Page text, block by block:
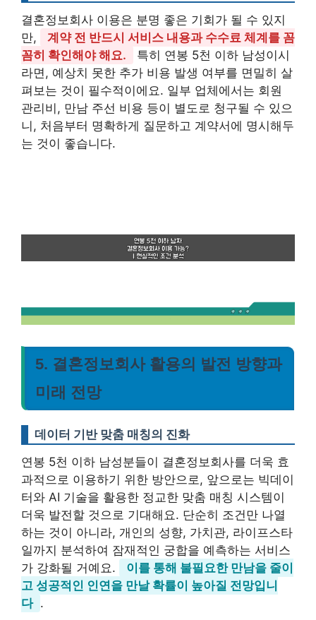
결혼정보회사 이용은 분명 좋은 기회가 될 수 있지
만,
계약 전 반드시 서비스 내용과 수수료 체계를 꼼
꼼히 확인해야 해요.
특히 연봉 5천 이하 남성이시
라면, 예상치 못한 추가 비용 발생 여부를 면밀히 살
펴보는 것이 필수적이에요. 일부 업체에서는 회원
관리비, 만남 주선 비용 등이 별도로 청구될 수 있으
니, 처음부터 명확하게 질문하고 계약서에 명시해두
는 것이 좋습니다.
5. 결혼정보회사 활용의 발전 방향과
미래 전망
데이터 기반 맞춤 매칭의 진화
연봉 5천 이하 남성분들이 결혼정보회사를 더욱 효
과적으로 이용하기 위한 방안으로, 앞으로는 빅데이
터와 AI 기술을 활용한 정교한 맞춤 매칭 시스템이
더욱 발전할 것으로 기대해요. 단순히 조건만 나열
하는 것이 아니라, 개인의 성향, 가치관, 라이프스타
일까지 분석하여 잠재적인 궁합을 예측하는 서비스
가 강화될 거예요.
이를 통해 불필요한 만남을 줄이
고 성공적인 인연을 만날 확률이 높아질 전망입니
다 .